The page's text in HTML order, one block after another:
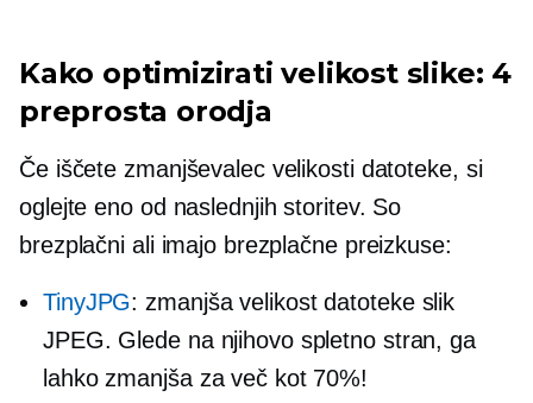
Kako optimizirati velikost slike: 4
preprosta orodja
Če iščete zmanjševalec velikosti datoteke, si
oglejte eno od naslednjih storitev. So
brezplačni ali imajo brezplačne preizkuse:
TinyJPG: zmanjša velikost datoteke slik
JPEG. Glede na njihovo spletno stran, ga
lahko zmanjša za več kot 70%!